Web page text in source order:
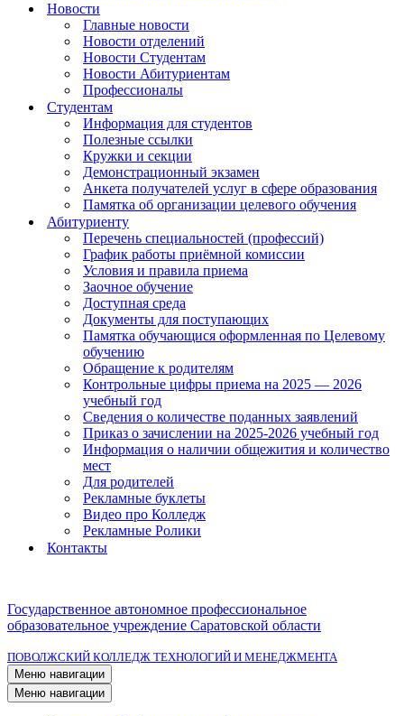
Новости
Главные новости
Новости отделений
Новости Студентам
Новости Абитуриентам
Профессионалы
Студентам
Информация для студентов
Полезные ссылки
Кружки и секции
Демонстрационный экзамен
Анкета получателей услуг в сфере образования
Памятка об организации целевого обучения
Абитуриенту
Перечень специальностей (профессий)
График работы приёмной комиссии
Условия и правила приема
Заочное обучение
Доступная среда
Документы для поступающих
Памятка обучающися оформленная по Целевому
обучению
Обращение к родителям
Контрольные цифры приема на 2025 — 2026
учебный год
Сведения о количестве поданных заявлений
Приказ о зачислении на 2025-2026 учебный год
Информация о наличии общежития и количество
мест
Для родителей
Рекламные буклеты
Видео про Колледж
Рекламные Ролики
Контакты
Государственное автономное профессиональное
образовательное учреждение Саратовской области
ПОВОЛЖСКИЙ КОЛЛЕДЖ ТЕХНОЛОГИЙ И МЕНЕДЖМЕНТА
Меню навигации
Меню навигации